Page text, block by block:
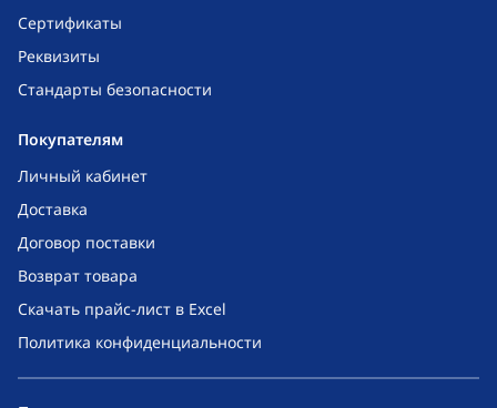
Сертификаты
Реквизиты
Стандарты безопасности
Покупателям
Личный кабинет
Доставка
Договор поставки
Возврат товара
Скачать прайс-лист в Excel
Политика конфиденциальности